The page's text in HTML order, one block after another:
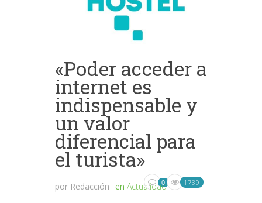
«Poder acceder a
internet es
indispensable y
un valor
diferencial para
el turista»
por Redacción en Actualidad
0 1739